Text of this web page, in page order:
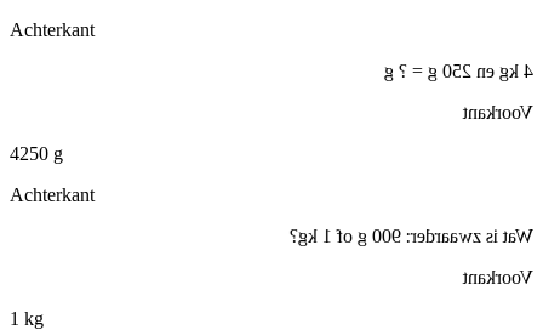
Achterkant
4 kg en 250 g = ? g
Voorkant
4250 g
Achterkant
Wat is zwaarder: 900 g of 1 kg?
Voorkant
1 kg